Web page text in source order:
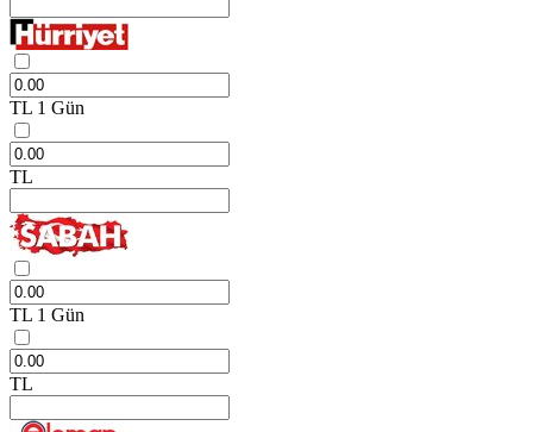
TL 1 Gün
TL
TL 1 Gün
TL